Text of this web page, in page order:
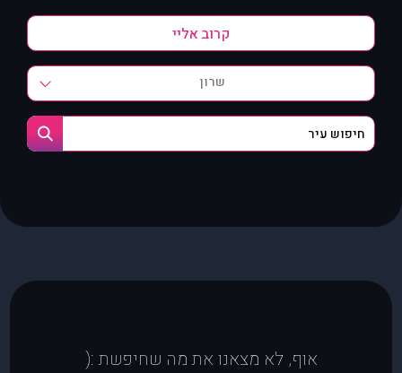
שרון
אוף, לא מצאנו את מה שחיפשת :(